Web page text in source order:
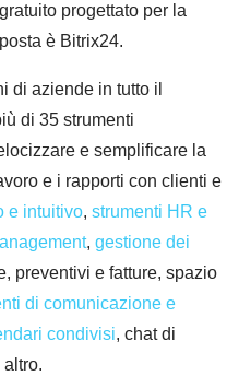
progettato per la
è Bitrix24.
di aziende in tutto il
di 35 strumenti
e semplificare la
e i rapporti con clienti e
e intuitivo, strumenti HR e
, gestione dei
preventivi e fatture, spazio
di comunicazione e
dari condivisi, chat di